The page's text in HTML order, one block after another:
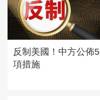
反制美國！中方公佈5
項措施